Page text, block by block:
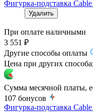
Фигурка-подставка
Удалить
При оплате наличными
3 551 ₽
Другие способы оплаты
Цена при других
Сумма месячной платы,
107 бонусов
Фигурка-подставка